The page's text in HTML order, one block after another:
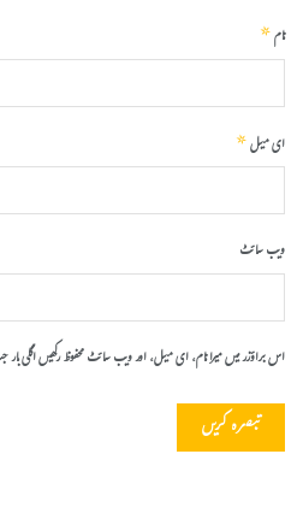
نام*
ای میل*
ویب‌ سائٹ
اس براؤزر میں میرا نام، ای میل، اور ویب سائٹ محفوظ رکھیں اگلی